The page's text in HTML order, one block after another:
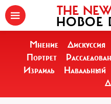
THE
НОВОЕ
Мнение Дискуссия
Портрет
Израиль
Навальный